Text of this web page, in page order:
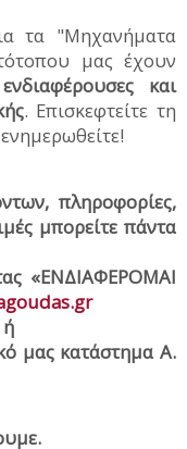
τα "Μηχανήματα
μας έχουν
και
. Επισκεφτείτε τη
πληροφορίες,
μπορείτε πάντα
«ΕΝΔΙΑΦΕΡΟΜΑΙ
μας κατάστημα Α.